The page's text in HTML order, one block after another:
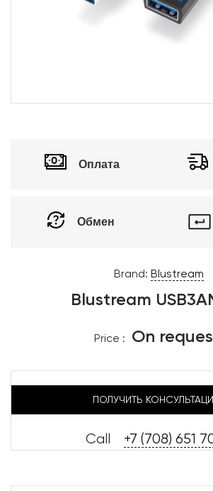
Оплата
Обмен
Brand: Blustream
Blustream
Price : On
ПОЛУЧИТЬ
Call +7 (708) 651